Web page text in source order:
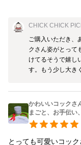
CHICK CHICK
ご購入いただき、
クさん姿がとって
けてるそうで嬉し
す。もう少し大き
かわいいコックさ
まごと、お手伝い
とっても可愛いコッ